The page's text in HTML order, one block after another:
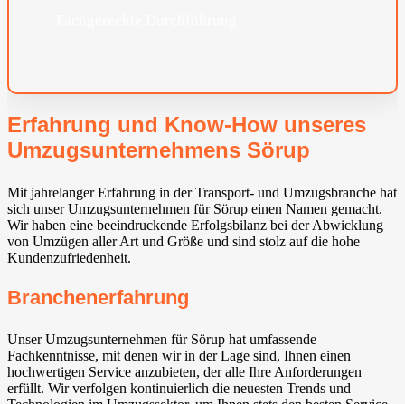
Erfahrung und Know-How unseres
Umzugsunternehmens Sörup
Mit jahrelanger Erfahrung in der Transport- und Umzugsbranche hat
sich unser Umzugsunternehmen für Sörup einen Namen gemacht.
Wir haben eine beeindruckende Erfolgsbilanz bei der Abwicklung
von Umzügen aller Art und Größe und sind stolz auf die hohe
Kundenzufriedenheit.
Branchenerfahrung
Unser Umzugsunternehmen für Sörup hat umfassende
Fachkenntnisse, mit denen wir in der Lage sind, Ihnen einen
hochwertigen Service anzubieten, der alle Ihre Anforderungen
erfüllt. Wir verfolgen kontinuierlich die neuesten Trends und